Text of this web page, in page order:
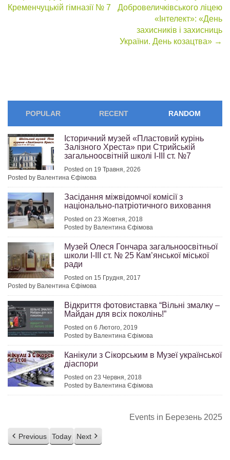
Кременчуцькій гімназії № 7
Добровеличківського ліцею
«Інтелект»: «День
захисників і захисниць
України. День козацтва» →
POPULAR RECENT RANDOM
Історичний музей «Пластовий курінь
Залізного Хреста» при Стрийській
загальноосвітній школі І-ІІІ ст. №7
Posted on 19 Травня, 2026
Posted by Валентина Єфімова
Засідання міжвідомчої комісії з
національно-патріотичного виховання
Posted on 23 Жовтня, 2018
Posted by Валентина Єфімова
Музей Олеся Гончара загальноосвітньої
школи І-ІІІ ст. № 25 Кам’янської міської
ради
Posted on 15 Грудня, 2017
Posted by Валентина Єфімова
Відкриття фотовиставка “Вільні змалку –
Майдан для всіх поколінь!”
Posted on 6 Лютого, 2019
Posted by Валентина Єфімова
Канікули з Сікорським в Музеї української
діаспори
Posted on 23 Червня, 2018
Posted by Валентина Єфімова
Events in Березень 2025
Previous Today Next